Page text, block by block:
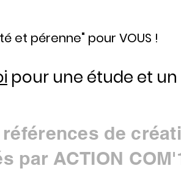
et pérenne" pour VOUS !
pour une étude et un
de
par ACTION